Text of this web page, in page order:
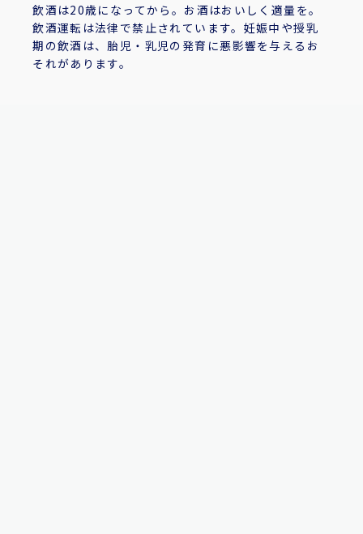
飲酒は20歳になってから。お酒はおいしく適量を。
飲酒運転は法律で禁止されています。妊娠中や授乳
期の飲酒は、胎児・乳児の発育に悪影響を与えるお
それがあります。